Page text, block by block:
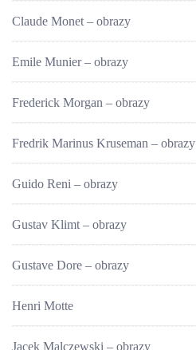
Claude Monet – obrazy
Emile Munier – obrazy
Frederick Morgan – obrazy
Fredrik Marinus Kruseman – obrazy
Guido Reni – obrazy
Gustav Klimt – obrazy
Gustave Dore – obrazy
Henri Motte
Jacek Malczewski – obrazy